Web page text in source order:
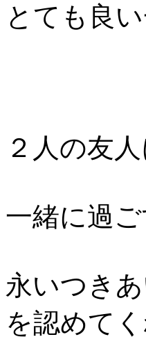
とても良
２人の友
一緒に過
永いつき
を認めてく